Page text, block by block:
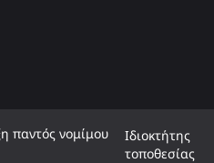
παντός νομίμου
Ιδιοκτήτης
τοποθεσίας